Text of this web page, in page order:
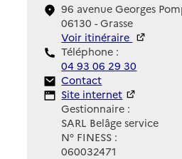
96 avenue Georges
06130 - Grasse
Voir itinéraire
Téléphone :
04 93 06 29 30
Contact
Contact
Site Internet
Site internet
Gestionnaire :
SARL Belâge service
N° FINESS :
060032471